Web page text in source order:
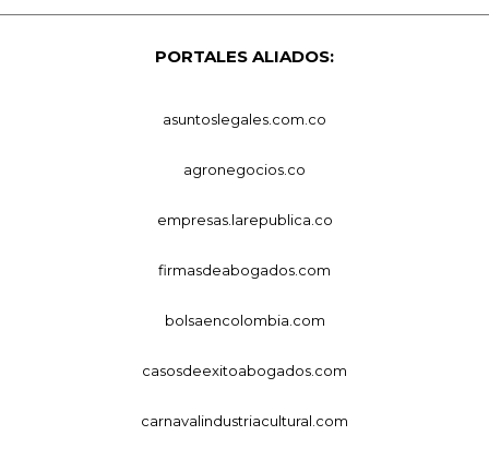
PORTALES ALIADOS:
asuntoslegales.com.co
agronegocios.co
empresas.larepublica.co
firmasdeabogados.com
bolsaencolombia.com
casosdeexitoabogados.com
carnavalindustriacultural.com